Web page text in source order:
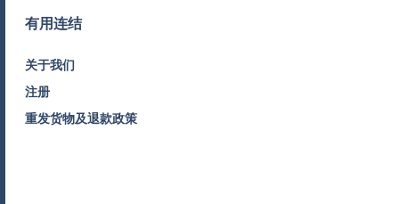
有用连结
关于我们
注册
重发货物及退款政策